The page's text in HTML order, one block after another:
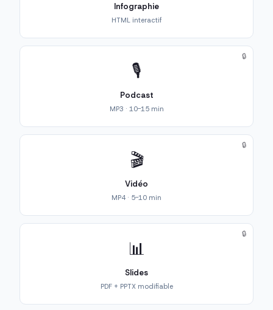
Infographie
HTML interactif
🎙️
Podcast
MP3 · 10-15 min
🔒
🎬
Vidéo
MP4 · 5-10 min
🔒
📊
Slides
PDF + PPTX modifiable
🔒